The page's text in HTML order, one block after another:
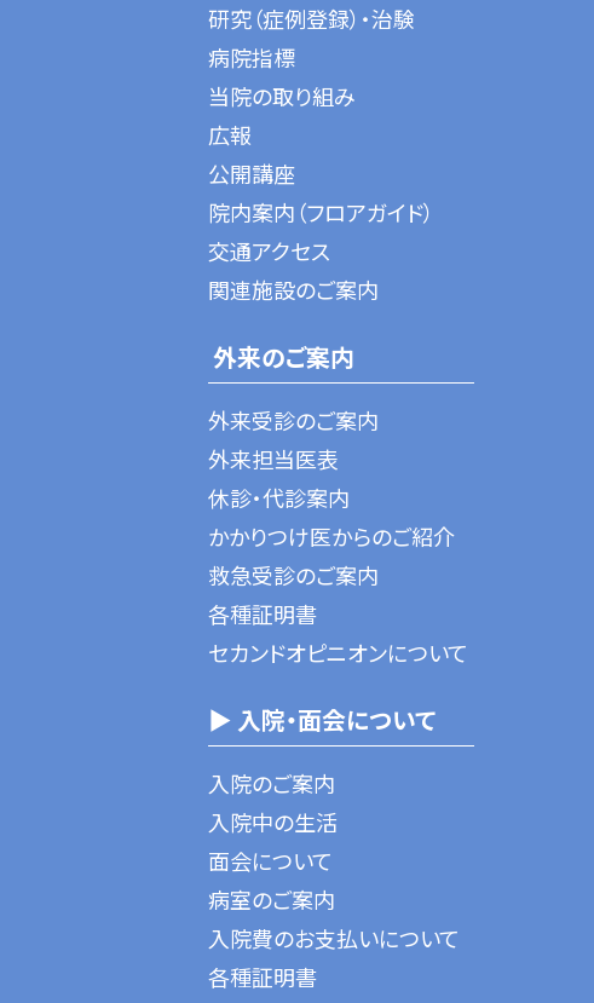
研究（症例登録）・治験
病院指標
当院の取り組み
広報
公開講座
院内案内（フロアガイド）
交通アクセス
関連施設のご案内
外来のご案内
外来受診のご案内
外来担当医表
休診・代診案内
かかりつけ医からのご紹介
救急受診のご案内
各種証明書
セカンドオピニオンについて
▶ 入院・面会について
入院のご案内
入院中の生活
面会について
病室のご案内
入院費のお支払いについて
各種証明書